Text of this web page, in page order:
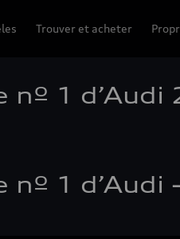
Trouver et acheter
nº 1 d’Audi
nº 1